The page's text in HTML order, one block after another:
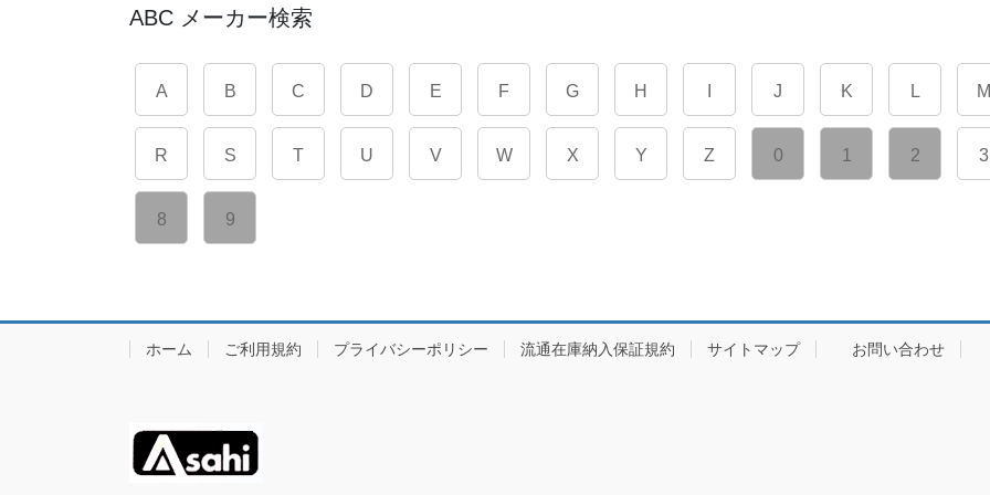
ABC メーカー検索
A B C D E F G H J K L M
R S T U V W X Y Z 0 1 2 3
8 9
ホーム ご利用規約 プライバシーポリシー 流通在庫納入保証規約 サイトマップ お問い合わせ